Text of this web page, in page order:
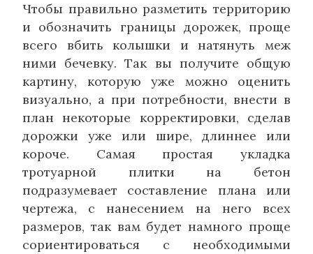
Чтобы правильно разметить территорию
и обозначить границы дорожек, проще
всего вбить колышки и натянуть меж
ними бечевку. Так вы получите общую
картину, которую уже можно оценить
визуально, а при потребности, внести в
план некоторые корректировки, сделав
дорожки уже или шире, длиннее или
короче. Самая простая укладка
тротуарной плитки на бетон
подразумевает составление плана или
чертежа, с нанесением на него всех
размеров, так вам будет намного проще
сориентироваться с необходимыми